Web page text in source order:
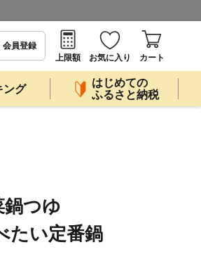
会員登録
上限額
お気に入り カート
ング
はじめての
ふるさと納税
鍋つゆ
たい定番鍋